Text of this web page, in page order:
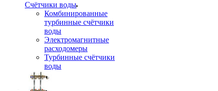
Счётчики воды
Комбинированные
турбинные счётчики
воды
Электромагнитные
расходомеры
Турбинные счётчики
воды